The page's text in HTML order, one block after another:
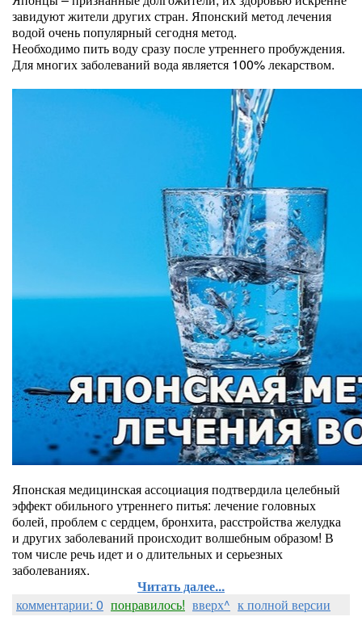
завидуют жители других стран. Японский метод лечения
водой очень популярный сегодня метод.
Необходимо пить воду сразу после утреннего пробуждения.
Для многих заболеваний вода является 100% лекарством.
Японская медицинская ассоциация подтвердила целебный
эффект обильного утреннего питья: лечение головных
болей, проблем с сердцем, бронхита, расстройства желудка
и других заболеваний происходит волшебным образом! В
том числе речь идет и о длительных и серьезных
заболеваниях.
Читать далее...
комментарии: 0 понравилось! вверх^ к полной версии